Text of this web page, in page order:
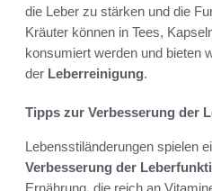
die Leber zu stärken und die
Kräuter können in Tees,
konsumiert werden und bieten
der Leberreinigung.
Tipps zur Verbesserung der
Lebensstiländerungen spielen
Verbesserung der
Ernährung, die reich an